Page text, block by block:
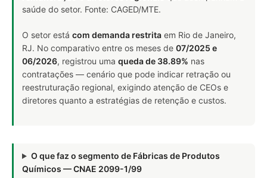
saúde do setor. Fonte: CAGED/MTE.
O setor está com demanda restrita em Rio de Janeiro,
RJ. No comparativo entre os meses de 07/2025 e
06/2026, registrou uma queda de 38.89% nas
contratações — cenário que pode indicar retração ou
reestruturação regional, exigindo atenção de CEOs e
diretores quanto a estratégias de retenção e custos.
O que faz o segmento de Fábricas de Produtos
Químicos — CNAE 2099-1/99